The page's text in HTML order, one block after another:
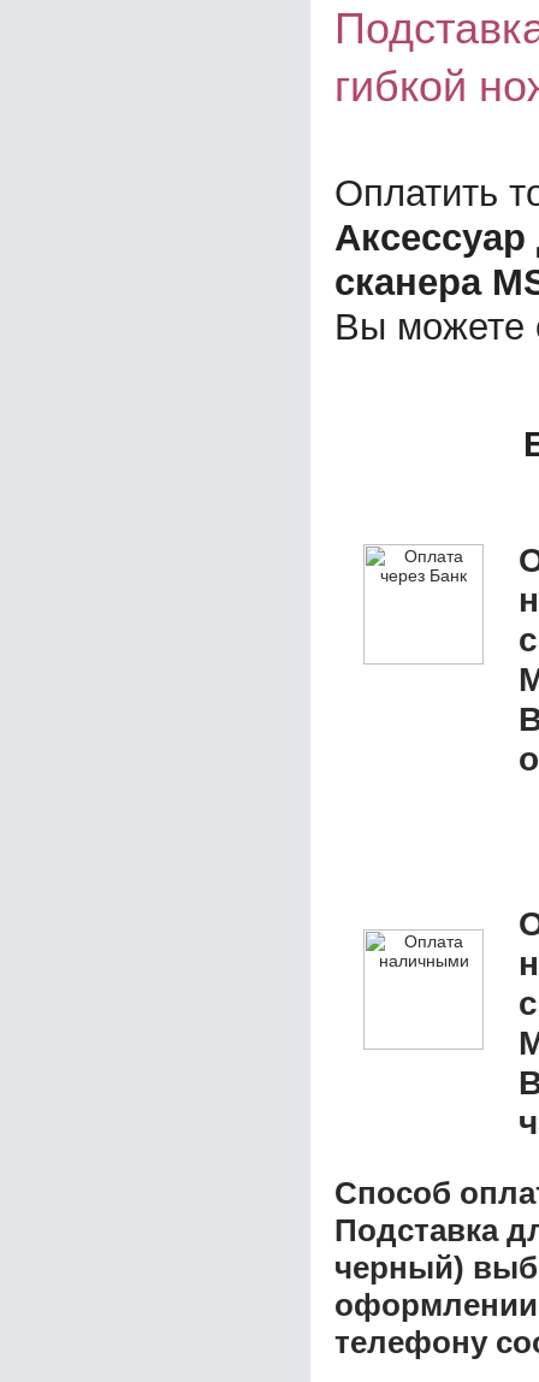
гибкой
Оплатить
сканера
Вы можете
Способ
Подставка
черный)
оформлении
телефону